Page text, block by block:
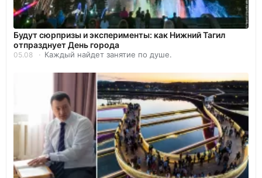
Будут сюрпризы и эксперименты: как Нижний Тагил
отпразднует День города
05.08 Каждый найдет занятие по душе.